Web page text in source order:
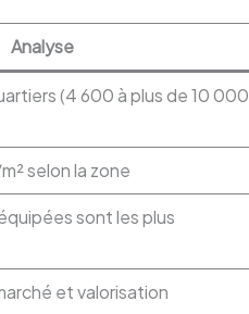
Analyse
(4 600 à plus de 10 000
selon la zone
sont les plus
et valorisation